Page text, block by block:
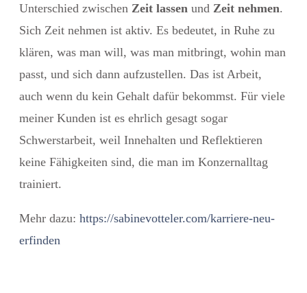
Unterschied zwischen Zeit lassen und Zeit nehmen.
Sich Zeit nehmen ist aktiv. Es bedeutet, in Ruhe zu
klären, was man will, was man mitbringt, wohin man
passt, und sich dann aufzustellen. Das ist Arbeit,
auch wenn du kein Gehalt dafür bekommst. Für viele
meiner Kunden ist es ehrlich gesagt sogar
Schwerstarbeit, weil Innehalten und Reflektieren
keine Fähigkeiten sind, die man im Konzernalltag
trainiert.
Mehr dazu: https://sabinevotteler.com/karriere-neu-
erfinden